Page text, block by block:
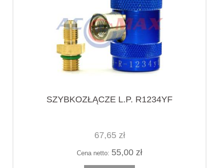
SZYBKOZŁĄCZE L.P. R1234YF
67,65 zł
Cena netto: 55,00 zł